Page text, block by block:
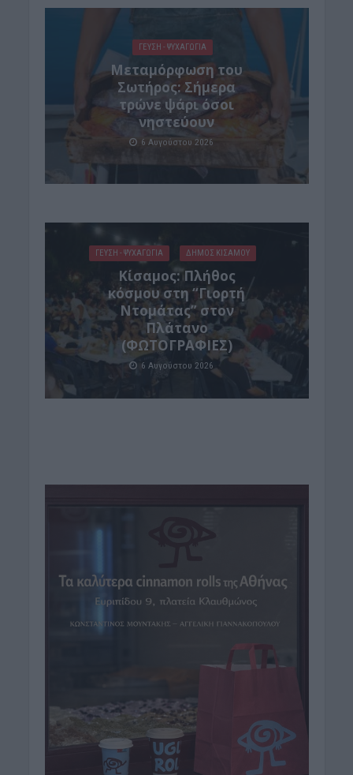
ΓΕΎΣΗ - ΨΥΧΑΓΩΓΊΑ
Μεταμόρφωση του
Σωτήρος: Σήμερα
τρώνε ψάρι όσοι
νηστεύουν
6 Αυγούστου 2026
ΓΕΎΣΗ - ΨΥΧΑΓΩΓΊΑ ΔΉΜΟΣ ΚΙΣΆΜΟΥ
Κίσαμος: Πλήθος
κόσμου στη “Γιορτή
Ντομάτας” στον
Πλάτανο
(ΦΩΤΟΓΡΑΦΙΕΣ)
6 Αυγούστου 2026